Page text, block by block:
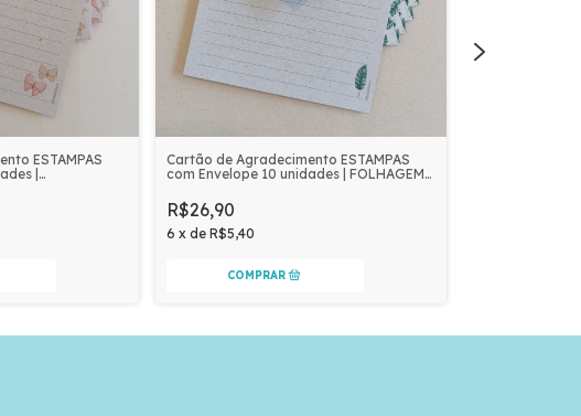
ESTAMPAS
|
Cartão de Agradecimento ESTAMPAS
com Envelope 10 unidades | FOLHAGEM
R$26,90
6 x de R$5,40